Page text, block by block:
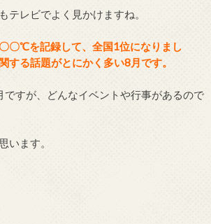
テレビでよく見かけますね。
〇℃を記録して、全国1位になりまし
する話題がとにかく多い8月です。
ですが、どんなイベントや行事があるので
います。